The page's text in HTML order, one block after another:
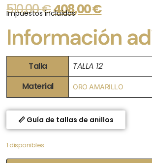
510,00€408,00€
Impuestos incluídos
Información
Talla
TALLA 12
Material
ORO AMARILLO
📏 Guía de tallas de anillos
1 disponibles